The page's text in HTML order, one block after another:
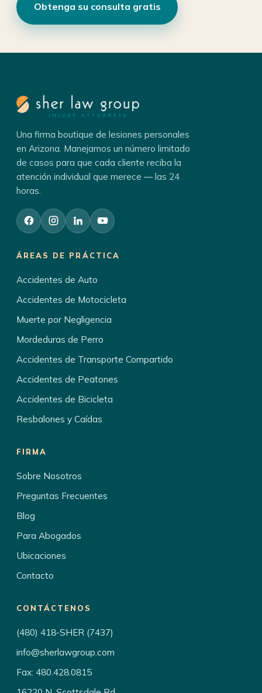
Obtenga su consulta gratis
Una firma boutique de lesiones personales
en Arizona. Manejamos un número limitado
de casos para que cada cliente reciba la
atención individual que merece — las 24
horas.
ÁREAS DE PRÁCTICA
Accidentes de Auto
Accidentes de Motocicleta
Muerte por Negligencia
Mordeduras de Perro
Accidentes de Transporte Compartido
Accidentes de Peatones
Accidentes de Bicicleta
Resbalones y Caídas
FIRMA
Sobre Nosotros
Preguntas Frecuentes
Blog
Para Abogados
Ubicaciones
Contacto
CONTÁCTENOS
(480) 418-SHER (7437)
info@sherlawgroup.com
Fax: 480.428.0815